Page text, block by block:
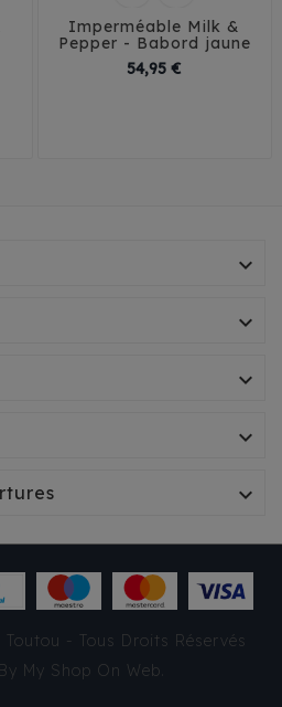
Imperméable Milk &
Pepper - Babord jaune
54,95 €





- Tous Droits Réservés
My Shop On Web